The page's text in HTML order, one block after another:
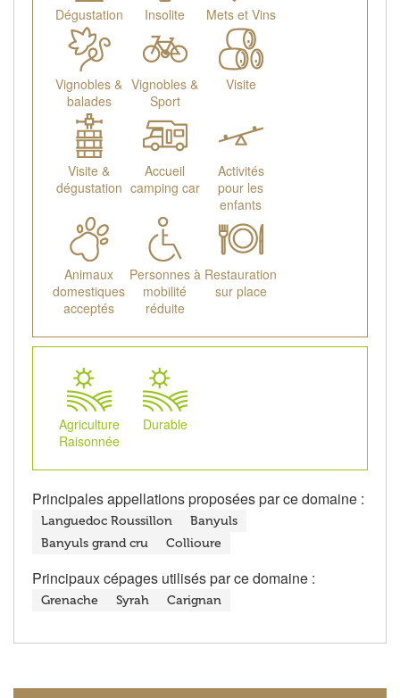
Dégustation Insolite Mets et Vins
Vignobles &
balades
Vignobles &
Sport
Visite
Visite &
dégustation
Accueil
camping car
Activités
pour les
enfants
Animaux
domestiques
acceptés
Personnes à
mobilité
réduite
Restauration
sur place
Agriculture
Raisonnée
Durable
Principales appellations proposées par ce domaine :
Languedoc Roussillon
Banyuls
Banyuls grand cru
Collioure
Principaux cépages utilisés par ce domaine :
Grenache Syrah Carignan